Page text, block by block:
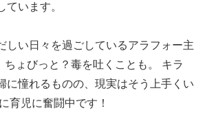
ています。
しい日々を過ごしているアラフォー主
ちょびっと？毒を吐くことも。 キラ
に憧れるものの、現実はそう上手くい
育児に奮闘中です！